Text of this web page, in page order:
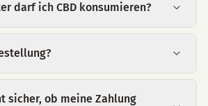
darf ich CBD konsumieren?
sicher, ob meine Zahlung